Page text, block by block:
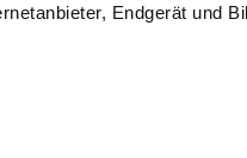
Endgerät und